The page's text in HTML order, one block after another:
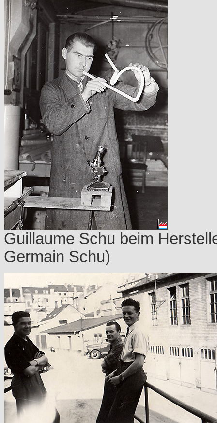
Guillaume Schu beim
Germain Schu)